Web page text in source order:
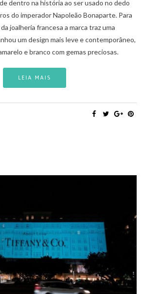
dentro na história ao ser usado no dedo
do imperador Napoleão Bonaparte. Para
joalheria francesa a marca traz uma
um design mais leve e contemporâneo,
e branco com gemas preciosas.
LEIA MAIS